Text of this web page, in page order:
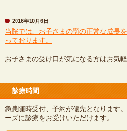
2016年10月6日
当院では、お子さまの顎の正常な成長
っております。
お子さまの受け口が気になる方はお気
診療時間
急患随時受付、予約が優先となります
ーズに診療をお受けいただけます。